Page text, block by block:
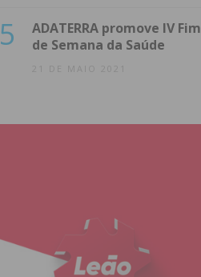
5
ADATERRA promove IV Fim
de Semana da Saúde
21 DE MAIO 2021